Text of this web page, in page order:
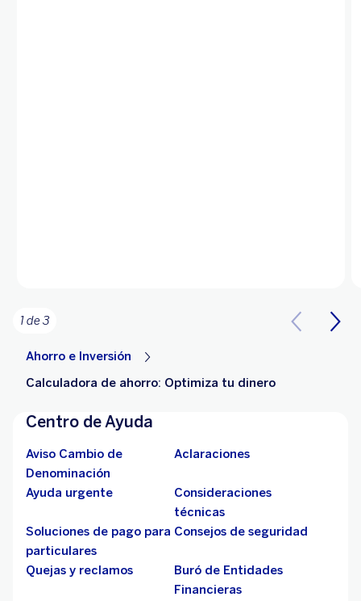
1 de 3
Ahorro e Inversión
Calculadora de ahorro: Optimiza tu dinero
Centro de Ayuda
Aviso Cambio de
Denominación
Aclaraciones
Ayuda urgente
Consideraciones
técnicas
Soluciones de pago para
particulares
Consejos de seguridad
Quejas y reclamos
Buró de Entidades
Financieras